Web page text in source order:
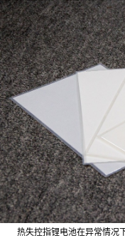
热失控指锂电池在异常情况